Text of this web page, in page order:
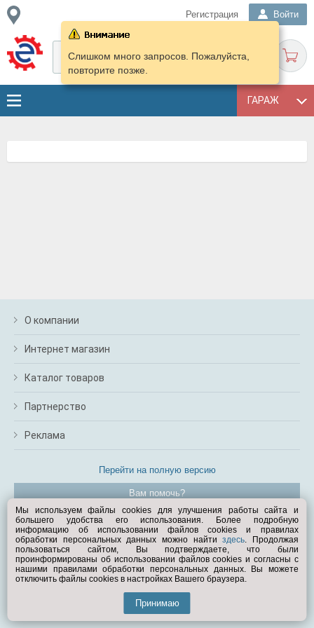
Регистрация Войти
ГАРАЖ
Слишком много запросов. Пожалуйста,
повторите позже.
О компании
Интернет магазин
Каталог товаров
Партнерство
Реклама
Перейти на полную версию
Вам помочь?
© Exist.ru 1998—2026
Мы используем файлы cookies для улучшения работы сайта и
большего удобства его использования. Более подробную
информацию об использовании файлов cookies и правилах
обработки персональных данных можно найтиздесь. Продолжая
пользоваться сайтом, Вы подтверждаете, что были
проинформированы об использовании файлов cookies и согласны с
нашими правилами обработки персональных данных. Вы можете
отключить файлы cookies в настройках Вашего браузера.
Принимаю